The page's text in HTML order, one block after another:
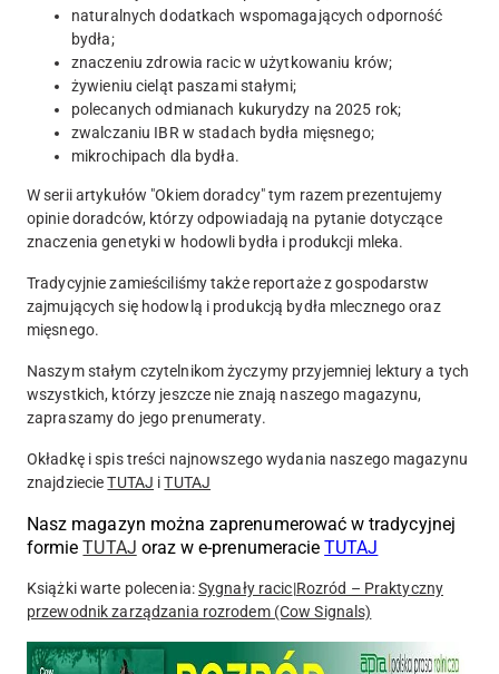
naturalnych dodatkach wspomagających odporność
bydła;
znaczeniu zdrowia racic w użytkowaniu krów;
żywieniu cieląt paszami stałymi;
polecanych odmianach kukurydzy na 2025 rok;
zwalczaniu IBR w stadach bydła mięsnego;
mikrochipach dla bydła.
W serii artykułów "Okiem doradcy" tym razem prezentujemy
opinie doradców, którzy odpowiadają na pytanie dotyczące
znaczenia genetyki w hodowli bydła i produkcji mleka.
Tradycyjnie zamieściliśmy także reportaże z gospodarstw
zajmujących się hodowlą i produkcją bydła mlecznego oraz
mięsnego.
Naszym stałym czytelnikom życzymy przyjemniej lektury a tych
wszystkich, którzy jeszcze nie znają naszego magazynu,
zapraszamy do jego prenumeraty.
Okładkę i spis treści najnowszego wydania naszego magazynu
znajdziecieTUTAJ iTUTAJ
Nasz magazyn można zaprenumerować w tradycyjnej
formieTUTAJ oraz we-prenumeracieTUTAJ
Książki warte polecenia:Sygnały racic|Rozród – Praktyczny
przewodnik zarządzania rozrodem (Cow Signals)